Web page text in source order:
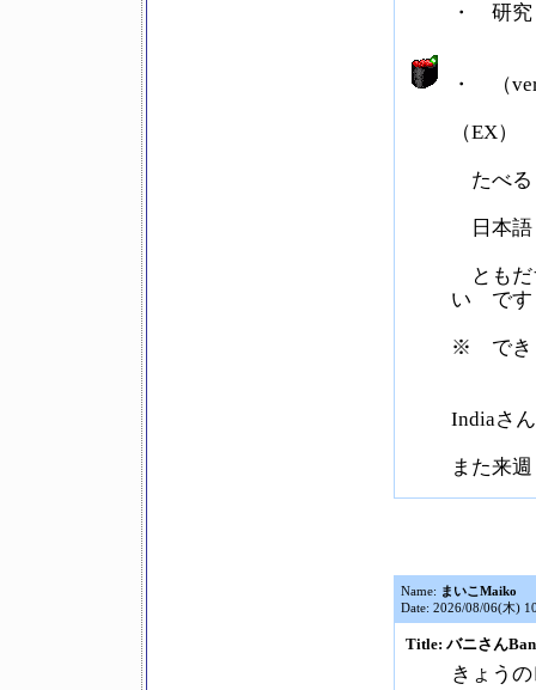
・ 研究
・ （
（EX）
たべ
日本
とも
い です
※ でき
Indiaさ
また来
Name: まいこMaiko
Date: 2026/08/06(木)
Title: バニさん
きょう